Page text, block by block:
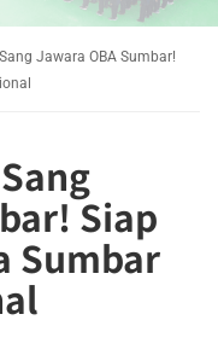
Jawara OBA Sumbar!
Siap
Sumbar